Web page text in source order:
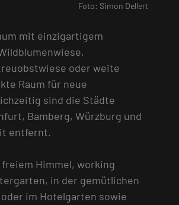
Foto: Simon Dellert
mit einzigartigem
oder weite
Raum für neue
sind die Städte
Bamberg, Würzburg und
entfernt.
Himmel, working
in der gemütlichen
im Hotelgarten sowie